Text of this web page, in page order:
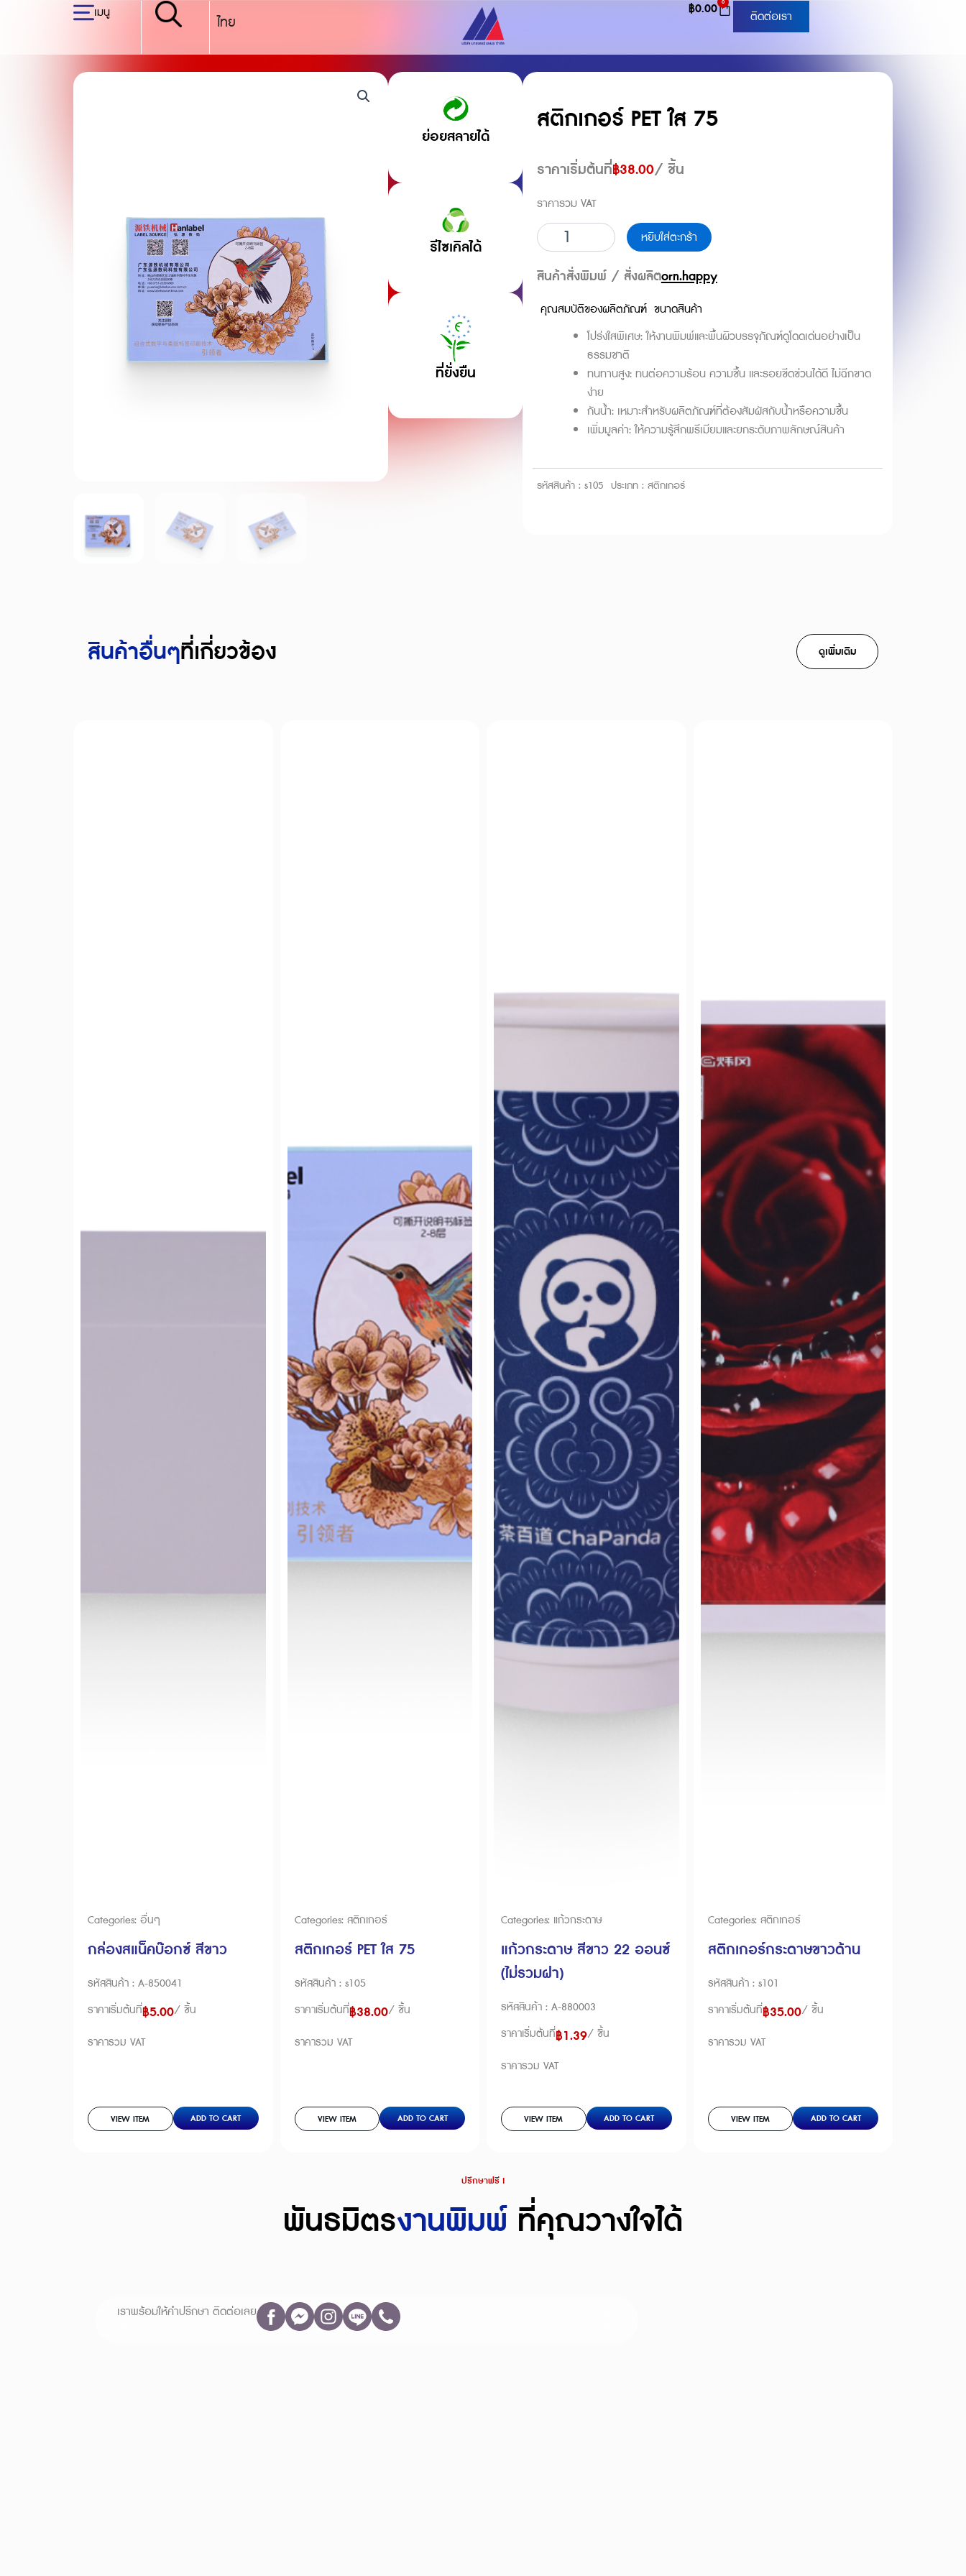
เมนู ไทย
English
฿0.00Cart ติดต่อเรา
ย่อยสลายได้
รีไซเคิลได้
ที่ยั่งยืน
สติกเกอร์ PET ใส 75
ราคาเริ่มต้นที่฿38.00/ ชิ้น
ราคารวม VAT
จำนวน
สติ
เกอร์
75
หยิบใส่ตะกร้า
สินค้าสั่งพิมพ์ / สั่งผลิตorn.happy
คุณสมบัติของผลิตภัณฑ์ ขนาดสินค้า
โปร่งใสพิเศษ: ให้งานพิมพ์และพื้นผิวบรรจุภัณฑ์ดูโดดเด่นอย่างเป็น
ธรรมชาติ
ทนทานสูง: ทนต่อความร้อน ความชื้น และรอยขีดข่วนได้ดี ไม่ฉีกขาด
ง่าย
กันน้ำ: เหมาะสำหรับผลิตภัณฑ์ที่ต้องสัมผัสกับน้ำหรือความชื้น
เพิ่มมูลค่า: ให้ความรู้สึกพรีเมียมและยกระดับภาพลักษณ์สินค้า
รหัสสินค้า : s105 ประเภท : สติกเกอร์
สินค้าอืื่นๆที่เกี่ยวข้อง ดูเพิ่มเติม
Categories: อื่นๆ
กล่องสแน็คบ๊อกซ์ สีขาว
รหัสสินค้า : A-850041
ราคาเริ่มต้นที่฿5.00/ ชิ้น
ราคารวม VAT
VIEW ITEM ADD TO CART
Categories: สติกเกอร์
สติกเกอร์ PET ใส 75
รหัสสินค้า : s105
ราคาเริ่มต้นที่฿38.00/ ชิ้น
ราคารวม VAT
VIEW ITEM ADD TO CART
Categories: แก้วกระดาษ
แก้วกระดาษ สีขาว 22 ออนซ์
(ไม่รวมฝา)
รหัสสินค้า : A-880003
ราคาเริ่มต้นที่฿1.39/ ชิ้น
ราคารวม VAT
VIEW ITEM ADD TO CART
Categories: สติกเกอร์
สติกเกอร์กระดาษขาวด้าน
รหัสสินค้า : s101
ราคาเริ่มต้นที่฿35.00/ ชิ้น
ราคารวม VAT
VIEW ITEM ADD TO CART
ปรึกษาฟรี !
พันธมิตรงานพิมพ์ ที่คุณวางใจได้
เราพร้อมให้คำปรึกษา ติดต่อเลย